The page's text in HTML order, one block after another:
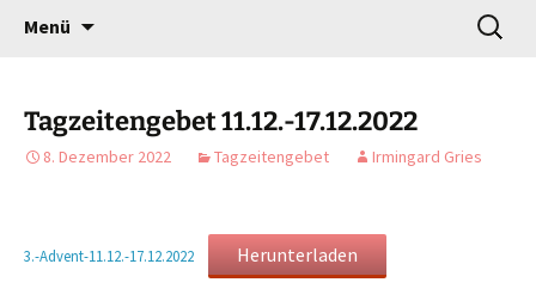
Willkommen!
Gottesdienst verändert
Menü
Suchen
nach:
Tagzeitengebet 11.12.-17.12.2022
8. Dezember 2022 Tagzeitengebet Irmingard Gries
3.-Advent-11.12.-17.12.2022 Herunterladen